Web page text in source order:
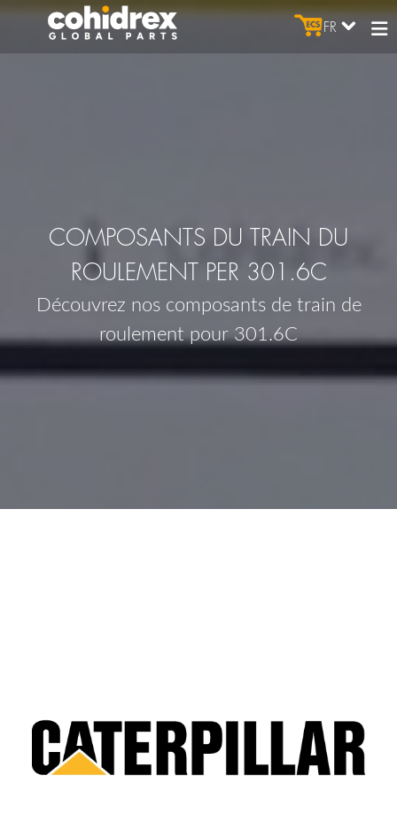
FR
COMPOSANTS DU TRAIN DU
ROULEMENT PER 301.6C
Découvrez nos composants de train de
roulement pour 301.6C